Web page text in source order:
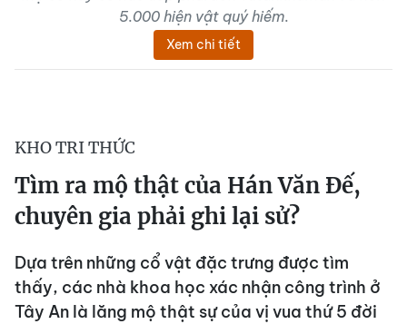
5.000 hiện vật quý hiếm.
Xem chi tiết
KHO TRI THỨC
Tìm ra mộ thật của Hán Văn Đế,
chuyên gia phải ghi lại sử?
Dựa trên những cổ vật đặc trưng được tìm
thấy, các nhà khoa học xác nhận công trình ở
Tây An là lăng mộ thật sự của vị vua thứ 5 đời